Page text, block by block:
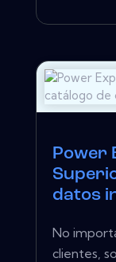
Power
datos
No
clientes,